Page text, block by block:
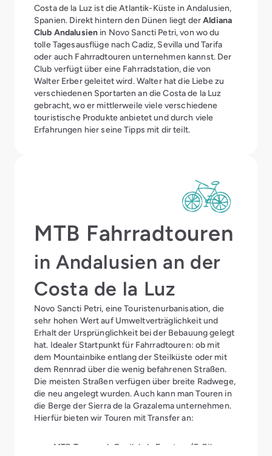
Costa de la Luz ist die Atlantik-Küste in Andalusien,
Spanien. Direkt hintern den Dünen liegt derAldiana
Club Andalusien in Novo Sancti Petri, von wo du
tolle Tagesausflüge nach Cadiz, Sevilla und Tarifa
oder auch Fahrradtouren unternehmen kannst. Der
Club verfügt über eine Fahrradstation, die von
Walter Erber geleitet wird. Walter hat die Liebe zu
verschiedenen Sportarten an die Costa de la Luz
gebracht, wo er mittlerweile viele verschiedene
touristische Produkte anbietet und durch viele
Erfahrungen hier seine Tipps mit dir teilt.
MTB Fahrradtouren
in Andalusien an der
Costa de la Luz
Novo Sancti Petri, eine Touristenurbanisation, die
sehr hohen Wert auf Umweltverträglichkeit und
Erhalt der Ursprünglichkeit bei der Bebauung gelegt
hat. Idealer Startpunkt für Fahrradtouren: ob mit
dem Mountainbike entlang der Steilküste oder mit
dem Rennrad über die wenig befahrenen Straßen.
Die meisten Straßen verfügen über breite Radwege,
die neu angelegt wurden. Auch kann man Touren in
die Berge der Sierra de la Grazalema unternehmen.
Hierfür bieten wir Touren mit Transfer an:
MTB Tour nach Conil de la Frontera (E-Bike